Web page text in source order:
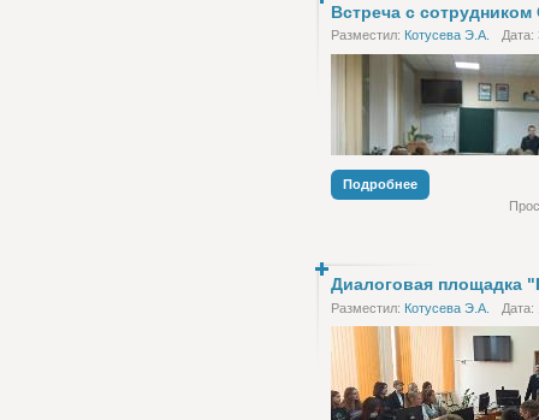
Встреча с
Разместил: Котусева Э.А. Дата:
30 ноября в рамках Недели
состоялась встреча учащихся
оперуполномоченным группы
противодействия торговле
Анатолий Николаевич
учащихся на вопросах
несовершеннолетних в
Подробнее
Диалоговая площадка
Разместил: Котусева Э.А. Дата: